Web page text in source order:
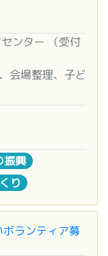
まね「あったか
６ 地域つな
67-7351
し、ご不明点
で多くの方が参
までご連絡くだ
いますので、
ださい。
若干のオリエ
動説明等）を行
す。昼食・飲み
）
ンター （受付
会場整理、子ど
ランティアの方
～１７：００
振興
り
ランティア募